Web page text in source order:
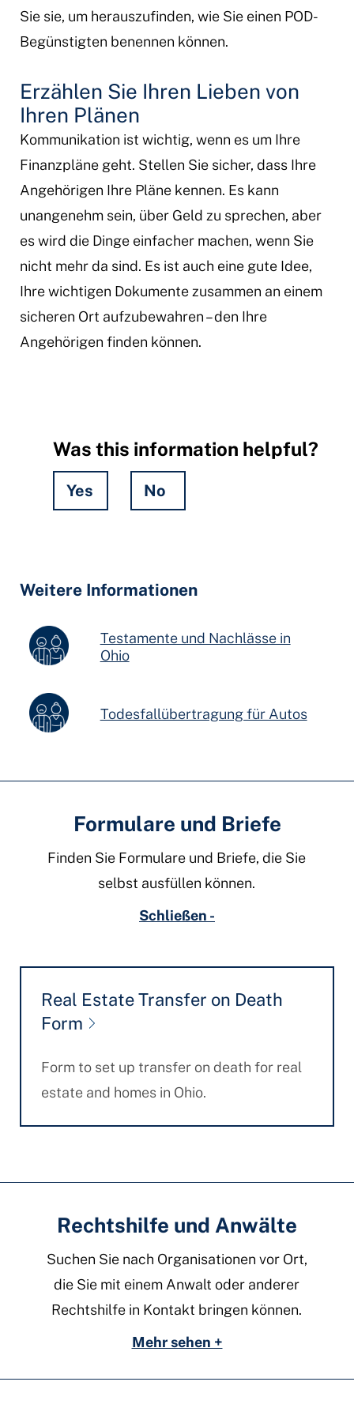
Sie sie, um herauszufinden, wie Sie einen POD-
Begünstigten benennen können.
Erzählen Sie Ihren Lieben von
Ihren Plänen
Kommunikation ist wichtig, wenn es um Ihre
Finanzpläne geht. Stellen Sie sicher, dass Ihre
Angehörigen Ihre Pläne kennen. Es kann
unangenehm sein, über Geld zu sprechen, aber
es wird die Dinge einfacher machen, wenn Sie
nicht mehr da sind. Es ist auch eine gute Idee,
Ihre wichtigen Dokumente zusammen an einem
sicheren Ort aufzubewahren – den Ihre
Angehörigen finden können.
Was this information helpful?
Yes No
Weitere Informationen
Testamente und Nachlässe in
Ohio
Todesfallübertragung für Autos
Formulare und Briefe
Finden Sie Formulare und Briefe, die Sie
selbst ausfüllen können.
Schließen -
Real Estate Transfer on Death
Form
Form to set up transfer on death for real
estate and homes in Ohio.
Rechtshilfe und Anwälte
Suchen Sie nach Organisationen vor Ort,
die Sie mit einem Anwalt oder anderer
Rechtshilfe in Kontakt bringen können.
Mehr sehen +